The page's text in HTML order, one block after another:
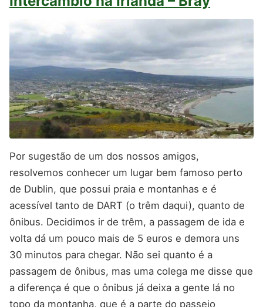
Por sugestão de um dos nossos amigos,
resolvemos conhecer um lugar bem famoso perto
de Dublin, que possui praia e montanhas e é
acessível tanto de DART (o trêm daqui), quanto de
ônibus. Decidimos ir de trêm, a passagem de ida e
volta dá um pouco mais de 5 euros e demora uns
30 minutos para chegar. Não sei quanto é a
passagem de ônibus, mas uma colega me disse que
a diferença é que o ônibus já deixa a gente lá no
topo da montanha, que é a parte do passeio